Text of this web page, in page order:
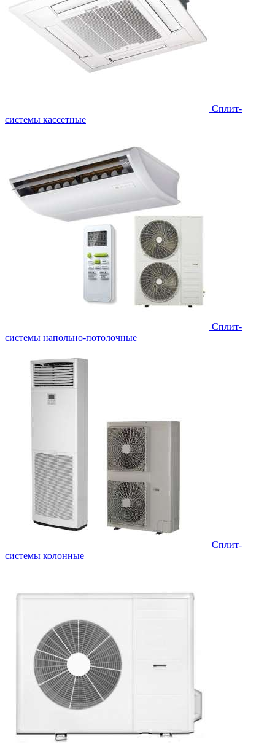
Сплит-
системы кассетные
Сплит-
системы напольно-потолочные
Cплит-
системы колонные